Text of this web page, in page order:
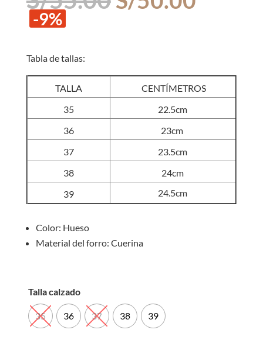
precio precio
-9%
Tabla de tallas:
TALLA
CENTÍMETROS
35
22.5cm
36
23cm
37
23.5cm
38
24cm
39
24.5cm
Color: Hueso
Material del forro: Cuerina
Talla calzado
35 36 37 38 39